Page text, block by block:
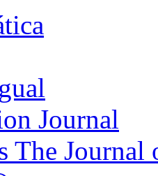
Journal
The